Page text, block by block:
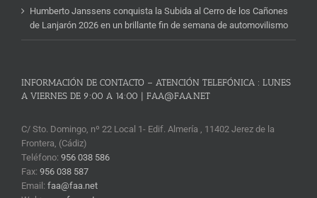
Humberto Janssens conquista la Subida al Cerro de los Cañones
de Lanjarón 2026 en un brillante fin de semana de automovilismo
INFORMACIÓN DE CONTACTO – ATENCIÓN TELEFÓNICA : LUNES
A VIERNES DE 9:00 A 14:00 | FAA@FAA.NET
C/ Sto. Domingo, nº 22 Local 1- Edif. Almería , 11402 Jerez de la
Frontera, (Cádiz)
Teléfono: 956 038 586
Fax: 956 038 587
Email: faa@faa.net